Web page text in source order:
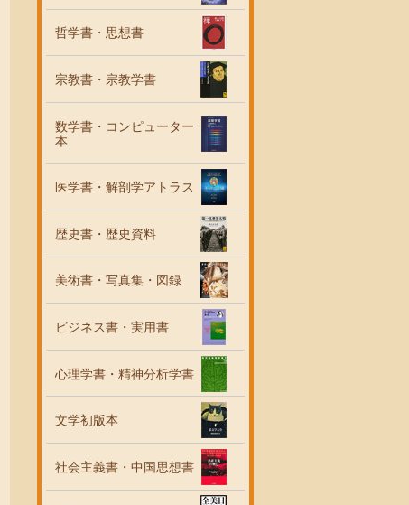
哲学書・思想書
宗教書・宗教学書
数学書・コンピューター
本
医学書・解剖学アトラス
歴史書・歴史資料
美術書・写真集・図録
ビジネス書・実用書
心理学書・精神分析学書
文学初版本
社会主義書・中国思想書